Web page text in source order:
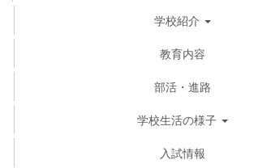
学校紹介
教育内容
部活・進路
学校生活の様子
入試情報